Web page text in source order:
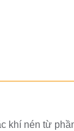
khí nén từ